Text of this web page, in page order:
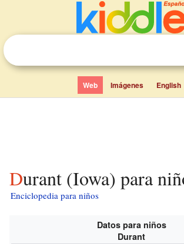
Web Imágenes English
Durant (Iowa) para
Enciclopedia para niños
Datos para niños
Durant